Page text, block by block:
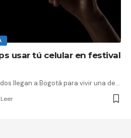
usar tú celular en festival
llegan a Bogotá para vivir una de…